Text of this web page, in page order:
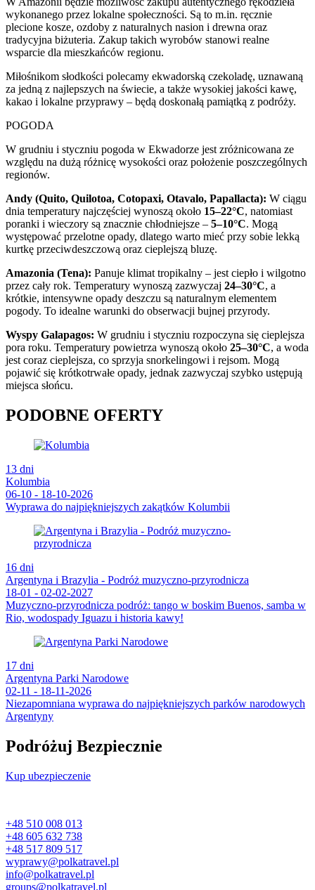
wykonanego przez lokalne społeczności. Są to m.in. ręcznie
plecione kosze, ozdoby z naturalnych nasion i drewna oraz
tradycyjna biżuteria. Zakup takich wyrobów stanowi realne
wsparcie dla mieszkańców regionu.
Miłośnikom słodkości polecamy ekwadorską czekoladę, uznawaną
za jedną z najlepszych na świecie, a także wysokiej jakości kawę,
kakao i lokalne przyprawy – będą doskonałą pamiątką z podróży.
POGODA
W grudniu i styczniu pogoda w Ekwadorze jest zróżnicowana ze
względu na dużą różnicę wysokości oraz położenie poszczególnych
regionów.
Andy (Quito, Quilotoa, Cotopaxi, Otavalo, Papallacta): W ciągu
dnia temperatury najczęściej wynoszą około 15–22°C, natomiast
poranki i wieczory są znacznie chłodniejsze – 5–10°C. Mogą
występować przelotne opady, dlatego warto mieć przy sobie lekką
kurtkę przeciwdeszczową oraz cieplejszą bluzę.
Amazonia (Tena): Panuje klimat tropikalny – jest ciepło i wilgotno
przez cały rok. Temperatury wynoszą zazwyczaj 24–30°C, a
krótkie, intensywne opady deszczu są naturalnym elementem
pogody. To idealne warunki do obserwacji bujnej przyrody.
Wyspy Galapagos: W grudniu i styczniu rozpoczyna się cieplejsza
pora roku. Temperatury powietrza wynoszą około 25–30°C, a woda
jest coraz cieplejsza, co sprzyja snorkelingowi i rejsom. Mogą
pojawić się krótkotrwałe opady, jednak zazwyczaj szybko ustępują
miejsca słońcu.
PODOBNE OFERTY
13 dni
Kolumbia
06-10 - 18-10-2026
Wyprawa do najpiękniejszych zakątków Kolumbii
16 dni
Argentyna i Brazylia - Podróż muzyczno-przyrodnicza
18-01 - 02-02-2027
Muzyczno-przyrodnicza podróż: tango w boskim Buenos, samba w
Rio, wodospady Iguazu i historia kawy!
17 dni
Argentyna Parki Narodowe
02-11 - 18-11-2026
Niezapomniana wyprawa do najpiękniejszych parków narodowych
Argentyny
Podróżuj Bezpiecznie
Kup ubezpieczenie
+48 510 008 013
+48 605 632 738
+48 517 809 517
wyprawy@polkatravel.pl
info@polkatravel.pl
groups@polkatravel.pl